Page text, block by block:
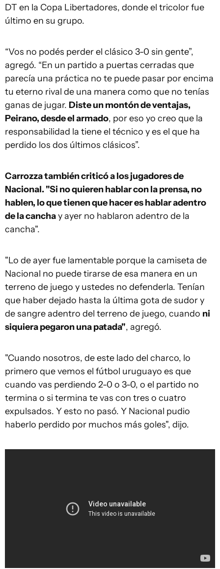
DT en la Copa Libertadores, donde el tricolor fue
último en su grupo.
“Vos no podés perder el clásico 3-0 sin gente”,
agregó. “En un partido a puertas cerradas que
parecía una práctica no te puede pasar por encima
tu eterno rival de una manera como que no tenías
ganas de jugar. Diste un montón de ventajas,
Peirano, desde el armado, por eso yo creo que la
responsabilidad la tiene el técnico y es el que ha
perdido los dos últimos clásicos”.
Carrozza también criticó a los jugadores de
Nacional. "Si no quieren hablar con la prensa, no
hablen, lo que tienen que hacer es hablar adentro
de la canchay ayer no hablaron adentro de la
cancha".
"Lo de ayer fue lamentable porque la camiseta de
Nacional no puede tirarse de esa manera en un
terreno de juego y ustedes no defenderla. Tenían
que haber dejado hasta la última gota de sudor y
de sangre adentro del terreno de juego, cuando ni
siquiera pegaron una patada", agregó.
"Cuando nosotros, de este lado del charco, lo
primero que vemos el fútbol uruguayo es que
cuando vas perdiendo 2-0 o 3-0, o el partido no
termina o si termina te vas con tres o cuatro
expulsados. Y esto no pasó. Y Nacional pudio
haberlo perdido por muchos más goles", dijo.